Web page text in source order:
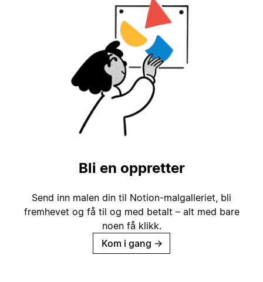
Bli en oppretter
Send inn malen din til Notion-malgalleriet, bli
fremhevet og få til og med betalt – alt med bare
noen få klikk.
Kom i gang →